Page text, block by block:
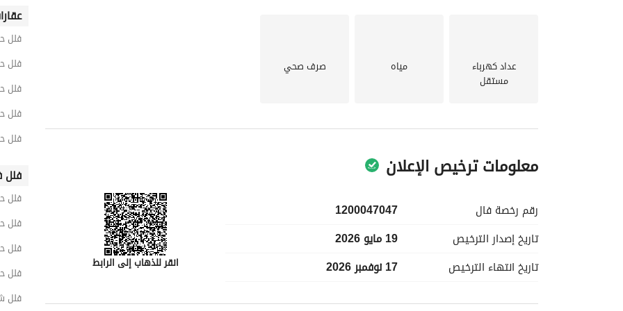
عداد كهرباء
مستقل
مياه صرف صحي
معلومات ترخيص الإعلان
رقم رخصة فال
1200047047
تاريخ إصدار الترخيص
19 مايو 2026
تاريخ انتهاء الترخيص 17 نوفمبر 2026 انقر للذهاب إلى الرابط
فلل
فلل
فلل
فلل
فلل
فلل
فلل
فلل
فلل
فلل
فلل